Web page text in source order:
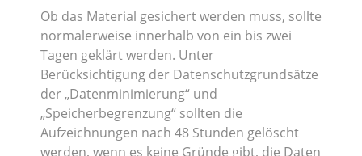
Ob das Material gesichert werden muss, sollte
normalerweise innerhalb von ein bis zwei
Tagen geklärt werden. Unter
Berücksichtigung der Datenschutzgrundsätze
der „Datenminimierung“ und
„Speicherbegrenzung“ sollten die
Aufzeichnungen nach 48 Stunden gelöscht
werden, wenn es keine Gründe gibt, die Daten